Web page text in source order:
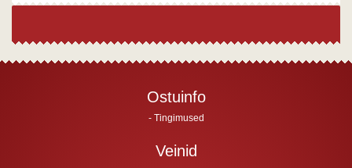
Ostuinfo
Tingimused
Veinid